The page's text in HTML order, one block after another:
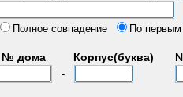
Полное совпадение
По
№ дома Корпус(буква)
-